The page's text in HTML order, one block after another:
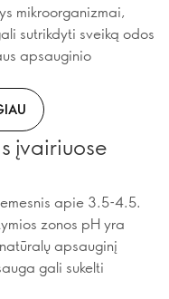
mikroorganizmai,
sutrikdyti sveiką odos
apsauginio
įvairiuose
apie 3.5-4.5.
zonos pH yra
apsauginį
gali sukelti